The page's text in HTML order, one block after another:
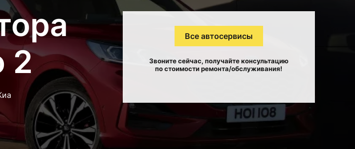
2
Все автосервисы
Звоните сейчас, получайте консультацию
по стоимости ремонта/обслуживания!